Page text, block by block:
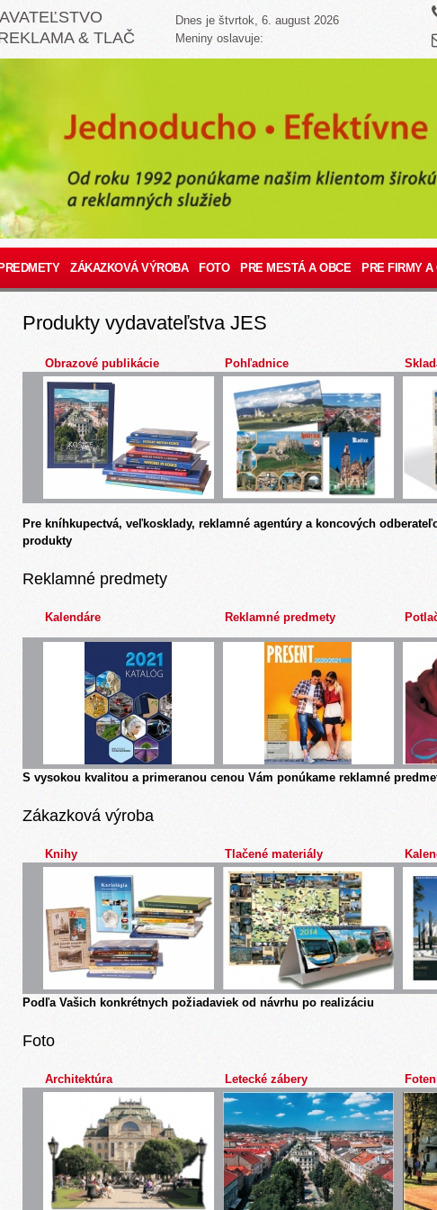
& TLAČ
Dnes je štvrtok, 6. august 2026
Meniny oslavuje:
ZÁKAZKOVÁ VÝROBA FOTO PRE MESTÁ A OBCE PRE FIRMY A
Produkty vydavateľstva JES
Obrazové publikácie Pohľadnice
Pre kníhkupectvá, veľkosklady, reklamné agentúry a koncových
produkty
Reklamné predmety
Kalendáre Reklamné predmety
S vysokou kvalitou a primeranou cenou Vám ponúkame reklamné
Zákazková výroba
Knihy Tlačené materiály
Podľa Vašich konkrétnych požiadaviek od návrhu po realizáciu
Foto
Architektúra Letecké zábery